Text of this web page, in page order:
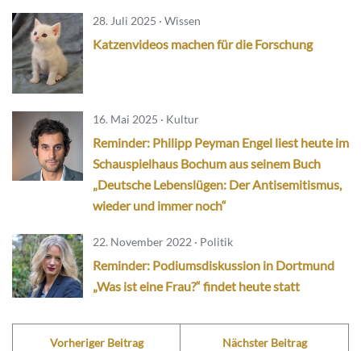
28. Juli 2025 · Wissen
Katzenvideos machen für die Forschung
16. Mai 2025 · Kultur
Reminder: Philipp Peyman Engel liest heute im
Schauspielhaus Bochum aus seinem Buch
„Deutsche Lebenslügen: Der Antisemitismus,
wieder und immer noch“
22. November 2022 · Politik
Reminder: Podiumsdiskussion in Dortmund
„Was ist eine Frau?“ findet heute statt
Vorheriger Beitrag Nächster Beitrag